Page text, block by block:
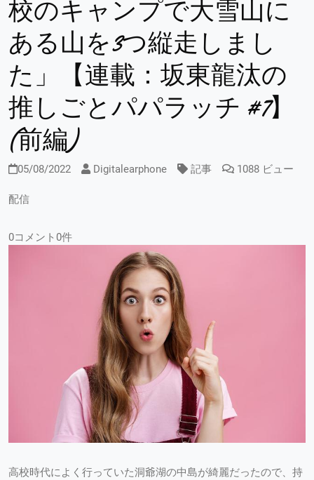
校のキャンプで大雪山に
ある山を3つ縦走しまし
た」【連載：坂東龍汰の
推しごとパパラッチ #7】
(前編)
05/08/2022 Digitalearphone 記事 1088 ビュー
配信
0コメント0件
高校時代によく行っていた洞爺湖の中島が綺麗だったので、持